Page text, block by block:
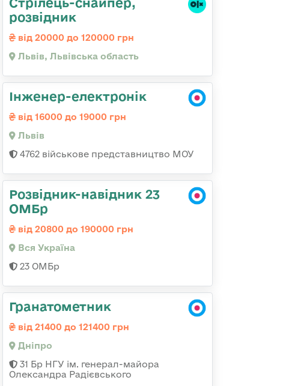
розвідник
від 20000 до 120000 грн
Львів, Львівська область
Інженер-електронік
від 16000 до 19000 грн
Львів
4762 військове представництво МОУ
Розвідник-навідник 23
ОМБр
від 20800 до 190000 грн
Вся Україна
23 ОМБр
Гранатометник
від 21400 до 121400 грн
Дніпро
31 Бр НГУ ім. генерал-майора
Олександра Радієвського